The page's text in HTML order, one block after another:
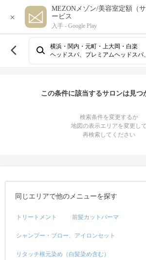
×
MEZONメゾン/美容室定額（
ービス
入手 - Google Play
横浜・関内・元町・上大岡・白楽
この条件に該当するサロンは見つ
検索条件を変更するか
地図の表示エリアを変更して
再検索してください
同じエリアで他のメニューを探す
トリートメント 前髪カットパーマ
シャンプー・ブロー、アイロンセット
リタッチ根元染め（白髪染め含む）